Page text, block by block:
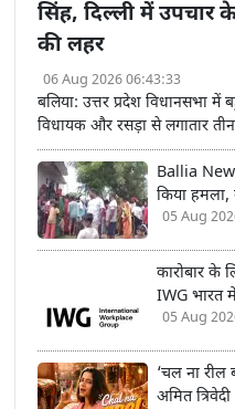
सिंह, दिल्ली में उपचार
की लहर
06 Aug 2026 06:43:33
बलिया: उत्तर प्रदेश विधानसभा
विधायक और रसड़ा से लगातार तीन
Ballia
किया
05 Aug
कारोबार के
IWG भारत
05 Aug
‘चल ना
अमित